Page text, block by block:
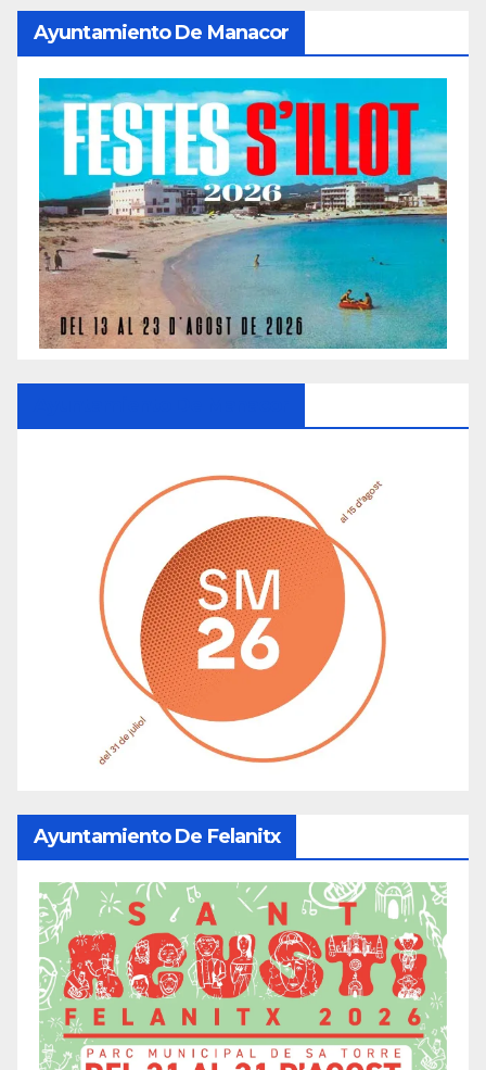
Ayuntamiento De Manacor
Ayuntamiento De Felanitx